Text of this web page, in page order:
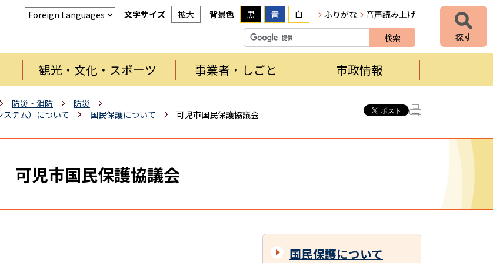
文字サイズ 拡大 背景色 黒 青 白 ふりがな 音声読み上げ
観光・文化・スポーツ 事業者・しごと 市政情報
防災・消防
防災
テム）について
国民保護について 可児市国民保護協議会
可児市国民保護協議会
国民保護について